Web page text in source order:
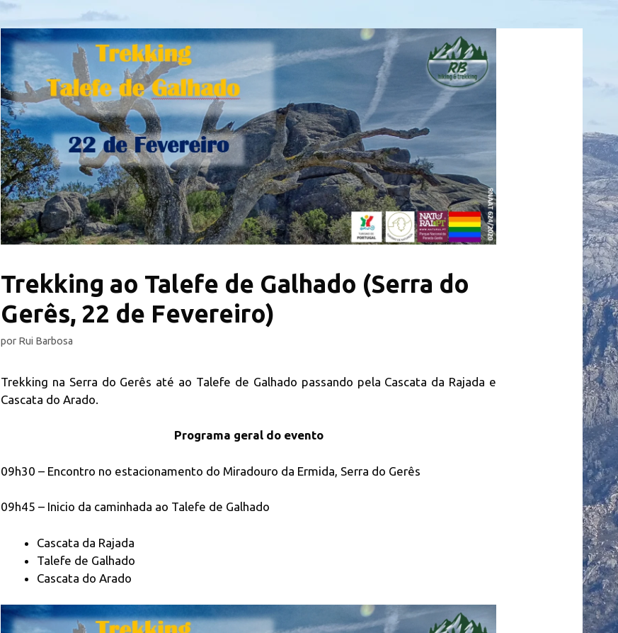
Trekking ao Talefe de Galhado (Serra do
Gerês, 22 de Fevereiro)
por Rui Barbosa
Trekking na Serra do Gerês até ao Talefe de Galhado passando pela Cascata da Rajada e
Cascata do Arado.
Programa geral do evento
09h30 – Encontro no estacionamento do Miradouro da Ermida, Serra do Gerês
09h45 – Inicio da caminhada ao Talefe de Galhado
Cascata da Rajada
Talefe de Galhado
Cascata do Arado